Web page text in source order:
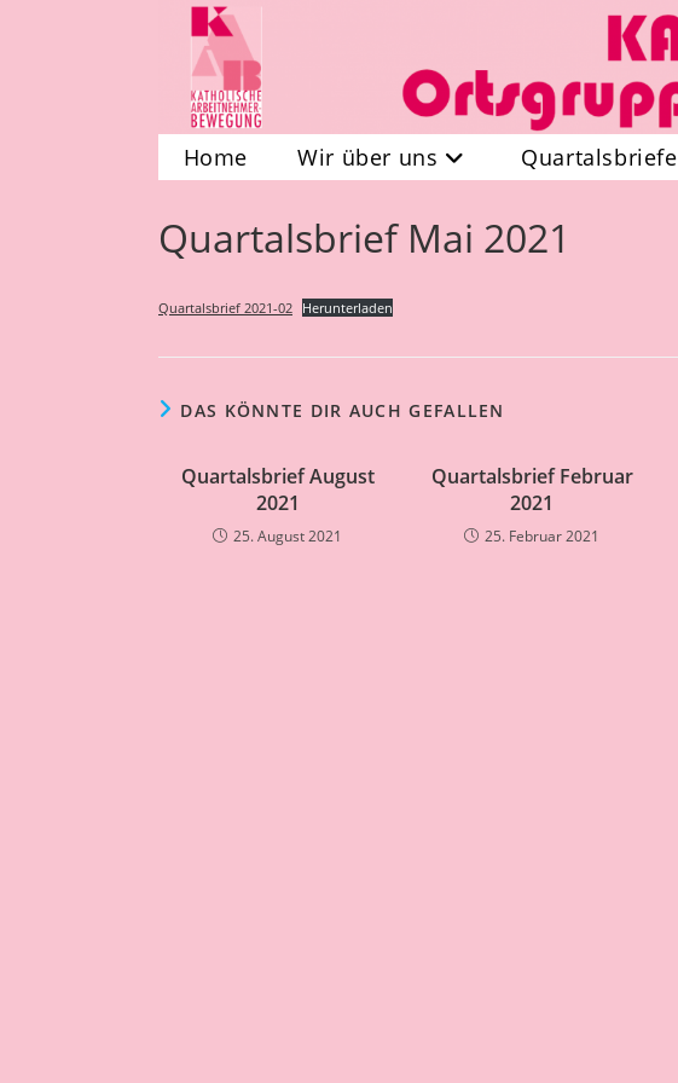
Home Wir über uns Quartalsbriefe
Quartalsbrief Mai 2021
Quartalsbrief 2021-02 Herunterladen
DAS KÖNNTE DIR AUCH GEFALLEN
Quartalsbrief August
2021
25. August 2021
Quartalsbrief Februar
2021
25. Februar 2021